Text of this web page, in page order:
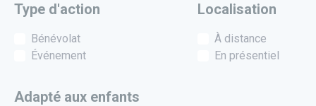
Type d'action
Bénévolat
Événement
Localisation
À distance
En présentiel
Adapté aux enfants